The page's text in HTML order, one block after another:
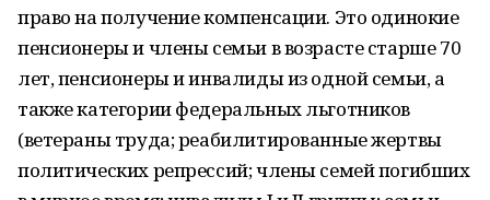
право на получение компенсации. Это одинокие
пенсионеры и члены семьи в возрасте старше 70
лет, пенсионеры и инвалиды из одной семьи, а
также категории федеральных льготников
(ветераны труда; реабилитированные жертвы
политических репрессий; члены семей погибших